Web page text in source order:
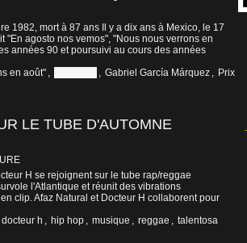
1982, mort à 87 ans Il y a dix ans à Mexico, le 17
agosto nos vemos", "Nous nous verrons en
années 90 et poursuivi au cours des années
en août" , , Gabriel García Márquez , Prix
LE TUBE D'AUTOMNE
H se rejoignent sur le tube rap/reggae
l'Atlantique et réunit des vibrations
clip. Afaz Natural et Docteur H collaborent pour
docteur h , hip hop , musique , reggae , talentosa